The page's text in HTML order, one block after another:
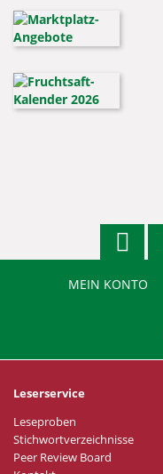
MEIN KONTO
Leserservice
Leseproben
Stichwortverzeichnisse
Peer Review Board